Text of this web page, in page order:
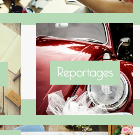
Les champs obligatoires sont indiqués avec*